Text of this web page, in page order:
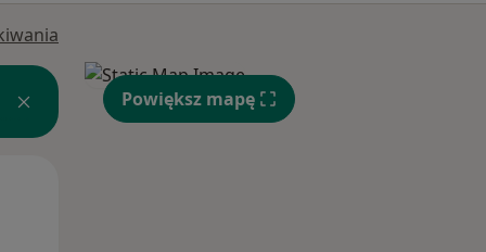
Powiększ mapę